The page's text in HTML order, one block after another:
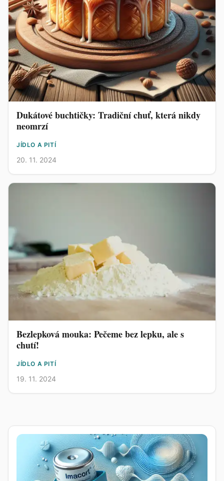
Dukátové buchtičky: Tradiční chuť, která nikdy
neomrzí
JÍDLO A PITÍ
20. 11. 2024
Bezlepková mouka: Pečeme bez lepku, ale s
chutí!
JÍDLO A PITÍ
19. 11. 2024